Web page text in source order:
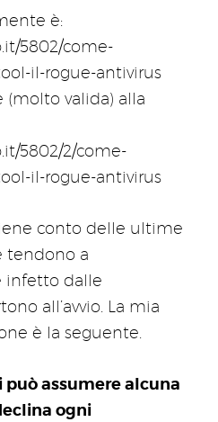
è:
5802/come-
il-rogue-antivirus
(molto valida) alla
5802/2/come-
il-rogue-antivirus
conto delle ultime
tendono a
infetto dalle
all’avvio. La mia
è la seguente.
può assumere alcuna
ogni